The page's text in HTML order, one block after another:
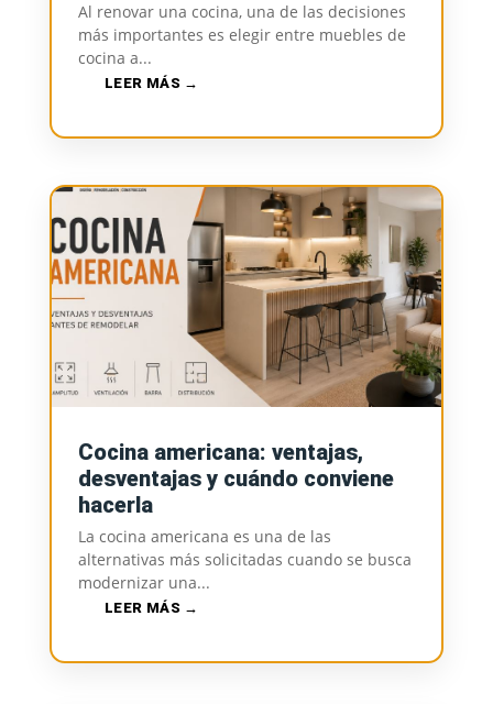
Al renovar una cocina, una de las decisiones
más importantes es elegir entre muebles de
cocina a...
LEER MÁS
Cocina americana: ventajas,
desventajas y cuándo conviene
hacerla
La cocina americana es una de las
alternativas más solicitadas cuando se busca
modernizar una...
LEER MÁS